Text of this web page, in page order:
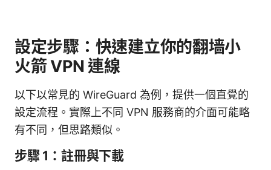
設定步驟：快速建立你的翻墙小
火箭 VPN 連線
以下以常見的 WireGuard 為例，提供一個直覺的
設定流程。實際上不同 VPN 服務商的介面可能略
有不同，但思路類似。
步驟 1：註冊與下載